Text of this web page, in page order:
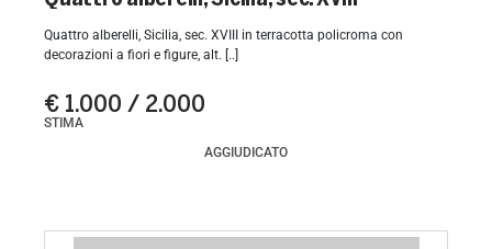
Quattro alberelli, Sicilia, sec. XVIII in terracotta policroma con
decorazioni a fiori e figure, alt. [..]
€ 1.000 / 2.000
STIMA
AGGIUDICATO